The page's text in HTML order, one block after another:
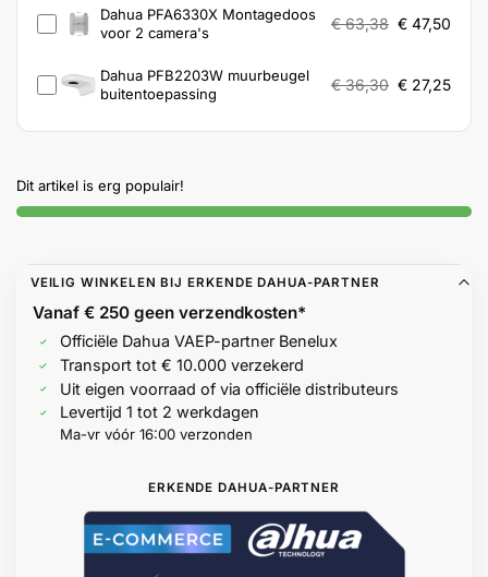
Dahua PFA6330X Montagedoos
voor 2 camera's
€63,38 € 47,50
Dahua PFB2203W muurbeugel
buitentoepassing
€36,30 € 27,25
Dit artikel is erg populair!
VEILIG WINKELEN BIJ ERKENDE DAHUA-PARTNER
Vanaf € 250 geenverzendkosten*
Officiële Dahua VAEP-partner Benelux
Transport tot € 10.000 verzekerd
Uit eigen voorraad of via officiële distributeurs
Levertijd 1 tot 2 werkdagen
Ma-vr vóór 16:00 verzonden
ERKENDE DAHUA-PARTNER